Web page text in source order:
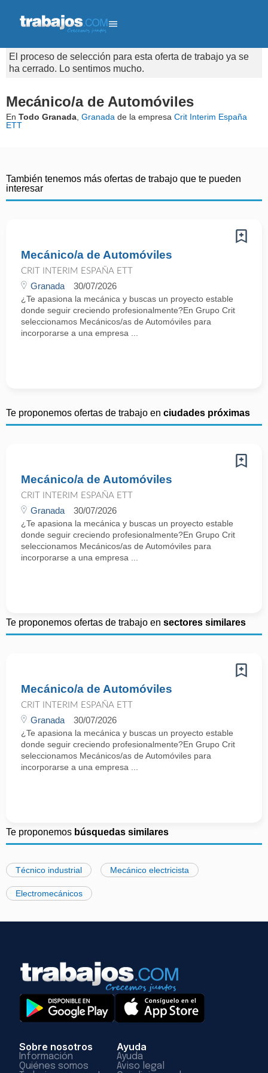
El proceso de selección para esta oferta de trabajo ya se
ha cerrado. Lo sentimos mucho.
Mecánico/a de Automóviles
En Todo Granada Granada de la empresa Crit Interim España
ETT
También tenemos más ofertas de trabajo que te pueden
interesar
Mecánico/a de Automóviles
CRIT INTERIM ESPAÑA ETT
Granada 30/07/2026
¿Te apasiona la mecánica y buscas un proyecto estable
donde seguir creciendo profesionalmente?En Grupo Crit
seleccionamos Mecánicos/as de Automóviles para
incorporarse a una empresa ...
Te proponemos ofertas de trabajo en ciudades próximas
Mecánico/a de Automóviles
CRIT INTERIM ESPAÑA ETT
Granada 30/07/2026
¿Te apasiona la mecánica y buscas un proyecto estable
donde seguir creciendo profesionalmente?En Grupo Crit
seleccionamos Mecánicos/as de Automóviles para
incorporarse a una empresa ...
Te proponemos ofertas de trabajo en sectores similares
Mecánico/a de Automóviles
CRIT INTERIM ESPAÑA ETT
Granada 30/07/2026
¿Te apasiona la mecánica y buscas un proyecto estable
donde seguir creciendo profesionalmente?En Grupo Crit
seleccionamos Mecánicos/as de Automóviles para
incorporarse a una empresa ...
Te proponemos búsquedas similares
Técnico industrial Mecánico electricista
Electromecánicos
Sobre nosotros
Información
Quiénes somos
Ayuda
Ayuda
Aviso legal